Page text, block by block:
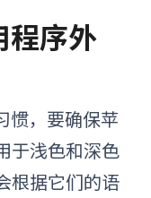
程序外
惯，要确保苹
于浅色和深色
根据它们的语